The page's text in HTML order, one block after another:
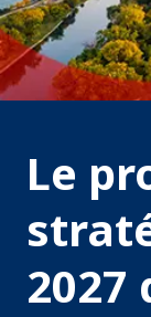
Le
2027